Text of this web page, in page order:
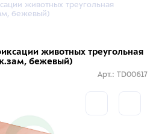
животных треугольная
бежевый)
животных треугольная
бежевый)
Арт.: TD00617